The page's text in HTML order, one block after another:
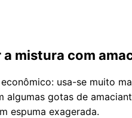
mistura com
usa-se muito
algumas gotas de
espuma exagerada.